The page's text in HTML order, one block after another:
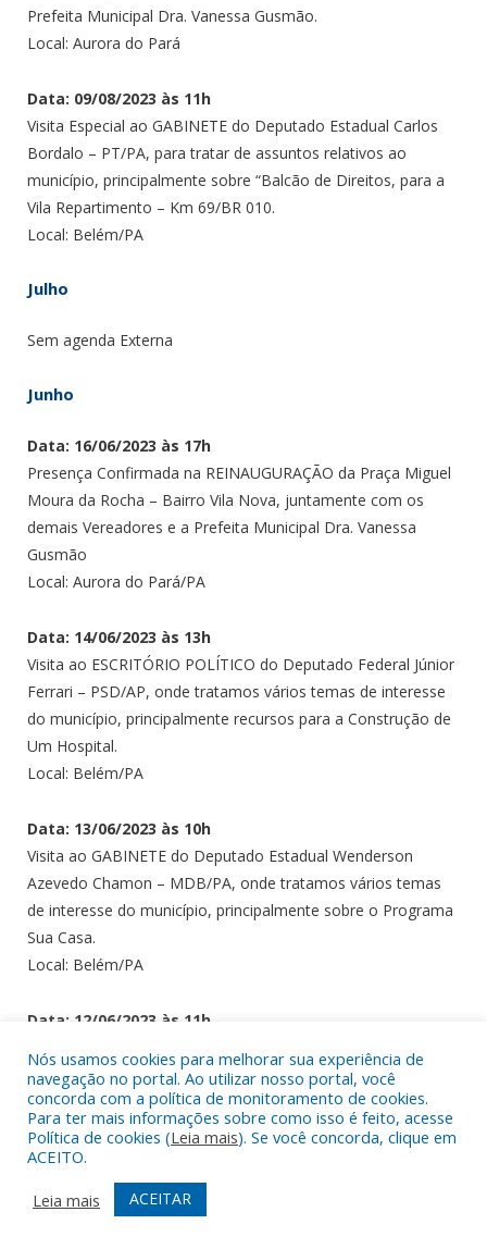
Prefeita Municipal Dra. Vanessa Gusmão.
Local: Aurora do Pará
Data: 09/08/2023 às 11h
Visita Especial ao GABINETE do Deputado Estadual Carlos
Bordalo – PT/PA, para tratar de assuntos relativos ao
município, principalmente sobre “Balcão de Direitos, para a
Vila Repartimento – Km 69/BR 010.
Local: Belém/PA
Julho
Sem agenda Externa
Junho
Data: 16/06/2023 às 17h
Presença Confirmada na REINAUGURAÇÃO da Praça Miguel
Moura da Rocha – Bairro Vila Nova, juntamente com os
demais Vereadores e a Prefeita Municipal Dra. Vanessa
Gusmão
Local: Aurora do Pará/PA
Data: 14/06/2023 às 13h
Visita ao ESCRITÓRIO POLÍTICO do Deputado Federal Júnior
Ferrari – PSD/AP, onde tratamos vários temas de interesse
do município, principalmente recursos para a Construção de
Um Hospital.
Local: Belém/PA
Data: 13/06/2023 às 10h
Visita ao GABINETE do Deputado Estadual Wenderson
Azevedo Chamon – MDB/PA, onde tratamos vários temas
de interesse do município, principalmente sobre o Programa
Sua Casa.
Local: Belém/PA
Data: 12/06/2023 às 11h
Estado do Pará – TCM/PA, para tratar de assuntos relativos
ao interesse da Câmara Municipal do referido município.
Local: Belém/PA
Nós usamos cookies para melhorar sua experiência de
navegação no portal. Ao utilizar nosso portal, você
concorda com a política de monitoramento de cookies.
Para ter mais informações sobre como isso é feito, acesse
Política de cookies (Leia mais). Se você concorda, clique em
ACEITO.
Leia mais
ACEITAR